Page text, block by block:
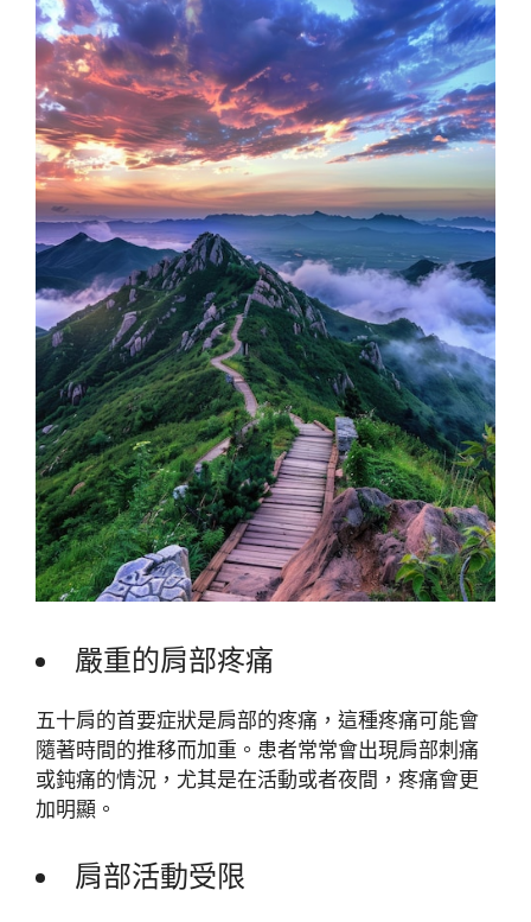
嚴重的肩部疼痛
五十肩的首要症狀是肩部的疼痛，這種疼痛可能會
隨著時間的推移而加重。患者常常會出現肩部刺痛
或鈍痛的情況，尤其是在活動或者夜間，疼痛會更
加明顯。
肩部活動受限